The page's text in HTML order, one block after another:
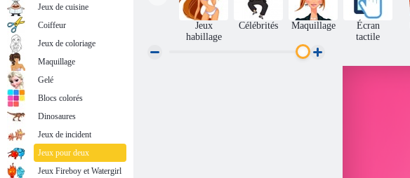
Trump le
Ragdoll
Jeux
habillage
Célébrités Maquillage
Écran
tactile
Jeux de cuisine
Coiffeur
Jeux de coloriage
Maquillage
Gelé
Blocs colorés
Dinosaures
Jeux de incident
Jeux pour deux
Jeux Fireboy et Watergirl